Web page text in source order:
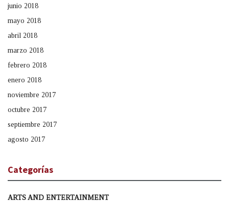
junio 2018
mayo 2018
abril 2018
marzo 2018
febrero 2018
enero 2018
noviembre 2017
octubre 2017
septiembre 2017
agosto 2017
Categorías
ARTS AND ENTERTAINMENT